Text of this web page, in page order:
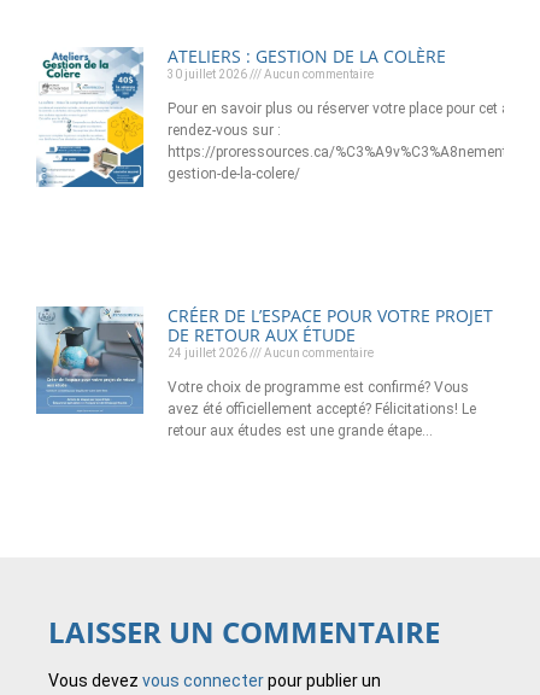
ATELIERS : GESTION DE LA COLÈRE
30 juillet 2026 Aucun commentaire
Pour en savoir plus ou réserver votre place pour cet
rendez-vous sur :
https://proressources.ca/%C3%A9v%C3%A8nement/
gestion-de-la-colere/
CRÉER DE L’ESPACE POUR VOTRE PROJET
DE RETOUR AUX ÉTUDE
24 juillet 2026 Aucun commentaire
Votre choix de programme est confirmé? Vous
avez été officiellement accepté? Félicitations! Le
retour aux études est une grande étape…
LAISSER UN COMMENTAIRE
Vous devez vous connecterpour publier un